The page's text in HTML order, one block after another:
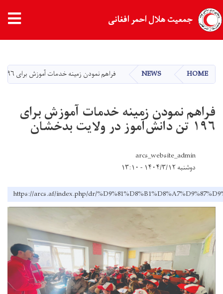
main
content
جمعیت هلال احمر افغانی
HOME
NEWS فراهم نمودن زمينه خدمات آموزش برای ۱۹۶ تن دانش‌آموز در ولایت بدخشان
فراهم نمودن زمينه خدمات آموزش برای
۱۹۶ تن دانش‌آموز در ولایت بدخشان
arcs_website_admin
دوشنبه ۱۴۰۴/۳/۱۲ - ۱۳:۱۰
https://arcs.af/index.php/dr/